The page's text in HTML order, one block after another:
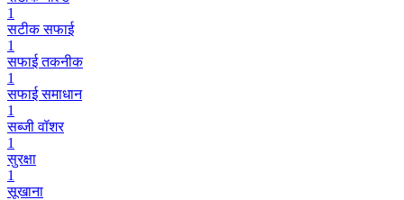
1
सटीक सफाई
1
सफाई तकनीक
1
सफाई समाधान
1
सब्जी वॉशर
1
सुरक्षा
1
सूखाना